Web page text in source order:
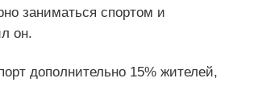
заниматься спортом и
он.
дополнительно 15% жителей,